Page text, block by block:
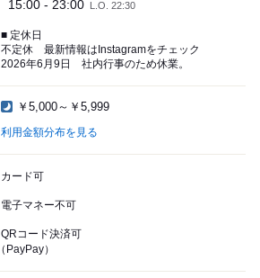
15:00 - 23:00 L.O. 22:30
■ 定休日
不定休 最新情報はInstagramをチェック
2026年6月9日 社内行事のため休業。
￥5,000～￥5,999
利用金額分布を見る
カード可
電子マネー不可
QRコード決済可
（PayPay）